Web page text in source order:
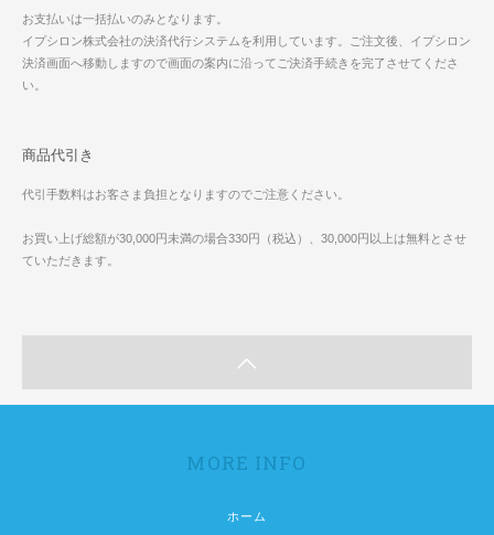
お支払いは一括払いのみとなります。
イプシロン株式会社の決済代行システムを利用しています。ご注文後、イプシロン
決済画面へ移動しますので画面の案内に沿ってご決済手続きを完了させてくださ
い。
商品代引き
代引手数料はお客さま負担となりますのでご注意ください。
お買い上げ総額が30,000円未満の場合330円（税込）、30,000円以上は無料とさせ
ていただきます。
MORE INFO
ホーム